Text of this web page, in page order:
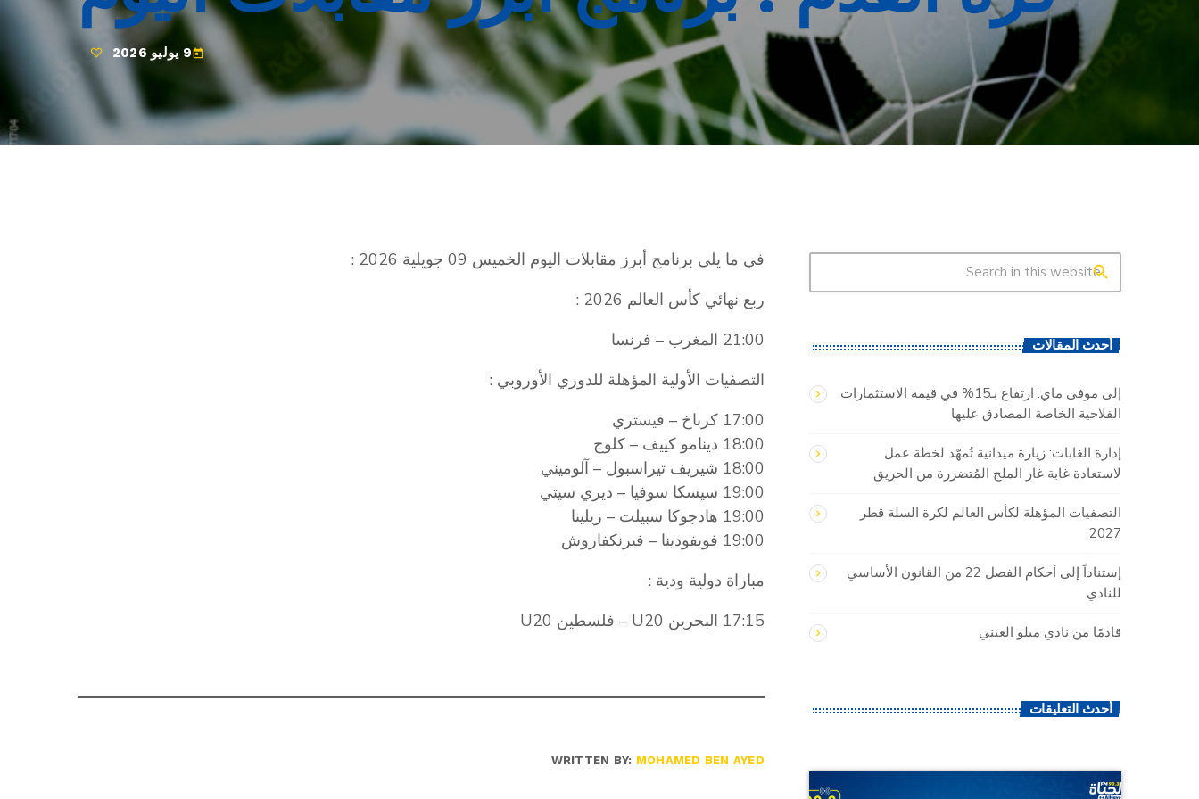
today9 يوليو 2026
في ما يلي برنامج أبرز مقابلات اليوم الخميس 09 جويلية 2026 :
ربع نهائي كأس العالم 2026 :
21:00 المغرب – فرنسا
التصفيات الأولية المؤهلة للدوري الأوروبي :
17:00 كرباخ – فيستري
18:00 دينامو كييف – كلوج
18:00 شيريف تيراسبول – آلوميني
19:00 سيسكا سوفيا – ديري سيتي
19:00 هادجوكا سبيلت – زيلينا
19:00 فويفودينا – فيرنكفاروش
مباراة دولية ودية :
17:15 البحرين U20 – فلسطين U20
WRITTEN BY: MOHAMED BEN AYED
search
أحدث المقالات
إلى موفى ماي: ارتفاع بـ15% في قيمة الاستثمارات
الفلاحية الخاصة المصادق عليها
إدارة الغابات: زيارة ميدانية تُمهّد لخطة عمل
لاستعادة غابة غار الملح المُتضررة من الحريق
التصفيات المؤهلة لكأس العالم لكرة السلة قطر
2027
إستناداً إلى أحكام الفصل 22 من القانون الأساسي
للنادي
قادمًا من نادي ميلو الغيني
أحدث التعليقات